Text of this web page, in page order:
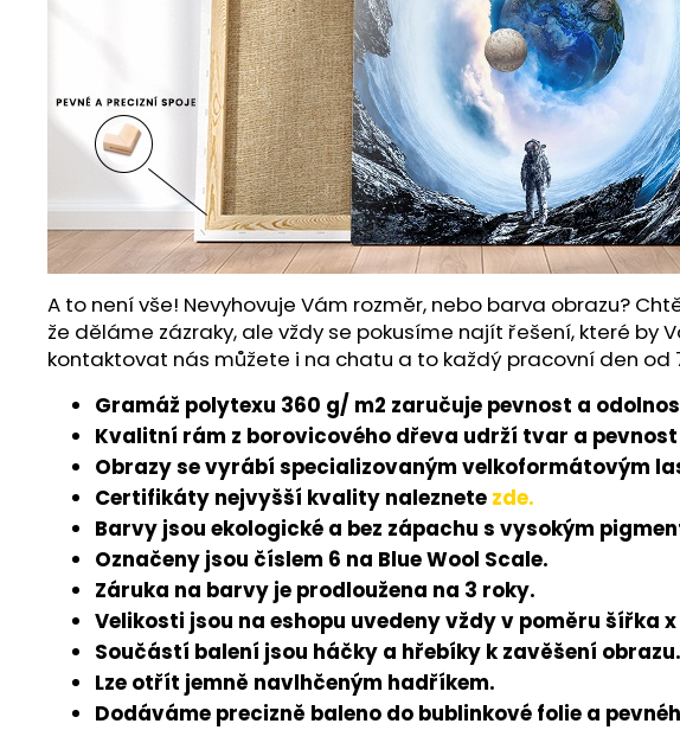
A to není vše! Nevyhovuje Vám rozměr, nebo barva obrazu?
že děláme zázraky, ale vždy se pokusíme najít řešení, které
kontaktovat nás můžete i na chatu a to každý pracovní den od
Gramáž polytexu 360 g/ m2 zaručuje pevnost a
Kvalitní rám z borovicového dřeva udrží tvar a pevnost
Obrazy se vyrábí specializovaným velkoformátovým
Certifikáty nejvyšší kvality naleznete zde.
Barvy jsou ekologické a bez zápachu s vysokým
Označeny jsou číslem 6 na Blue Wool Scale.
Záruka na barvy je prodloužena na 3 roky.
Velikosti jsou na eshopu uvedeny vždy v poměru šířka
Součástí balení jsou háčky a hřebíky k zavěšení obrazu.
Lze otřít jemně navlhčeným hadříkem.
Dodáváme precizně baleno do bublinkové folie a